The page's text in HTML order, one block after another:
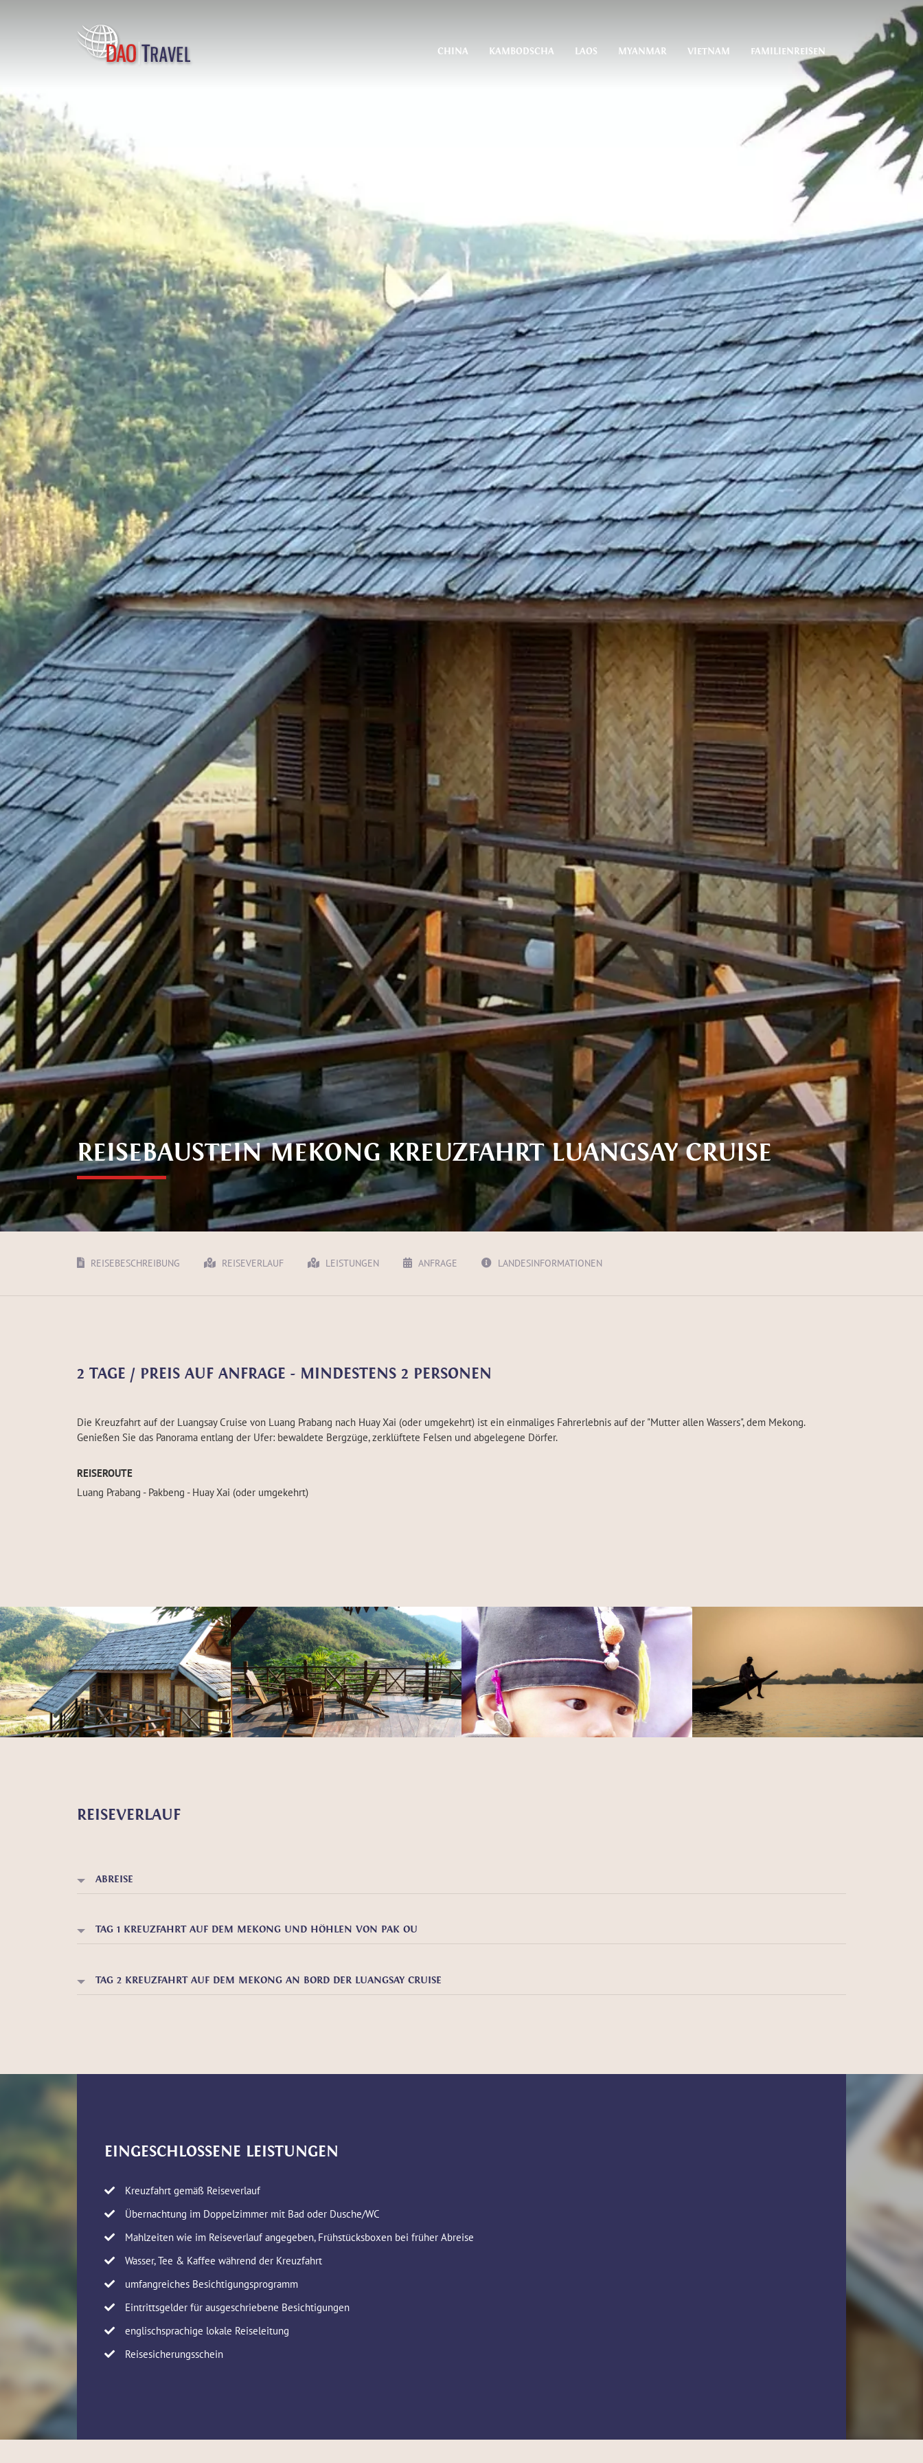
CHINA KAMBODSCHA LAOS MYANMAR VIETNAM FAMILIENREISEN
REISEBAUSTEIN MEKONG KREUZFAHRT LUANGSAY CRUISE
REISEBESCHREIBUNG REISEVERLAUF LEISTUNGEN ANFRAGE LANDESINFORMATIONEN
2 TAGE / PREIS AUF ANFRAGE - MINDESTENS 2 PERSONEN
Die Kreuzfahrt auf der Luangsay Cruise von Luang Prabang nach Huay Xai (oder umgekehrt) ist ein einmaliges Fahrerlebnis auf der "Mutter allen Wassers", dem Mekong.
Genießen Sie das Panorama entlang der Ufer: bewaldete Bergzüge, zerklüftete Felsen und abgelegene Dörfer.
REISEROUTE
Luang Prabang - Pakbeng - Huay Xai (oder umgekehrt)
REISEVERLAUF
ABREISE
TAG 1 KREUZFAHRT AUF DEM MEKONG UND HÖHLEN VON PAK OU
TAG 2 KREUZFAHRT AUF DEM MEKONG AN BORD DER LUANGSAY CRUISE
EINGESCHLOSSENE LEISTUNGEN
Kreuzfahrt gemäß Reiseverlauf
Übernachtung im Doppelzimmer mit Bad oder Dusche/WC
Mahlzeiten wie im Reiseverlauf angegeben, Frühstücksboxen bei früher Abreise
Wasser, Tee & Kaffee während der Kreuzfahrt
umfangreiches Besichtigungsprogramm
Eintrittsgelder für ausgeschriebene Besichtigungen
englischsprachige lokale Reiseleitung
Reisesicherungsschein